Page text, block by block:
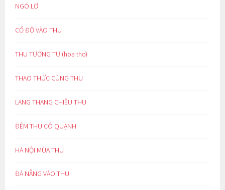
NGÓ LƠ
CỔ ĐỘ VÀO THU
THU TƯƠNG TƯ (hoạ thơ)
THAO THỨC CÙNG THU
LANG THANG CHIỀU THU
ĐÊM THU CÔ QUẠNH
HÀ NỘI MÙA THU
ĐÀ NẴNG VÀO THU